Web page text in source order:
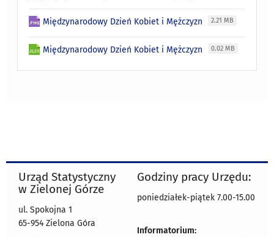
Międzynarodowy Dzień Kobiet i Mężczyzn 2.21 MB
Międzynarodowy Dzień Kobiet i Mężczyzn 0.02 MB
Urząd Statystyczny
w Zielonej Górze
ul. Spokojna 1
65-954 Zielona Góra
Godziny pracy Urzędu:
poniedziałek-piątek 7.00-15.00
Informatorium: